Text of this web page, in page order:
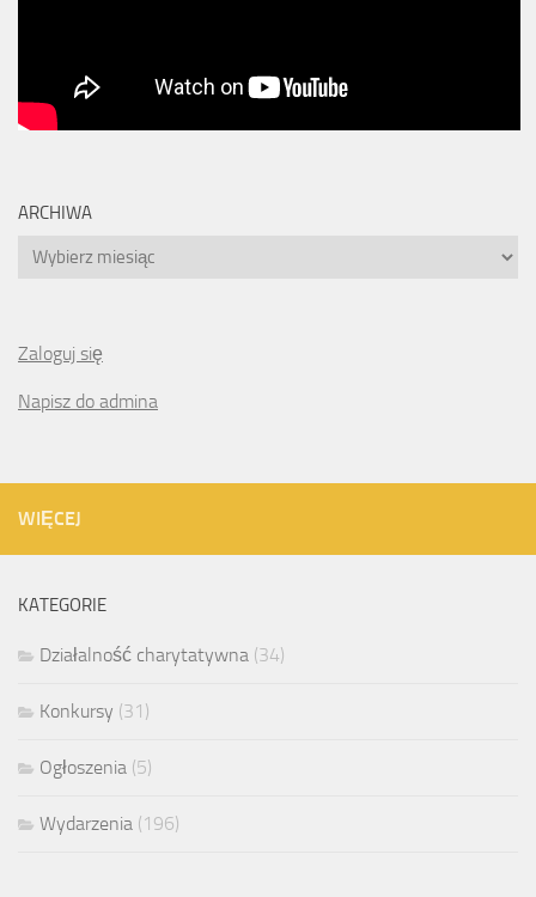
ARCHIWA
Archiwa
Zaloguj się
Napisz do admina
WIĘCEJ
KATEGORIE
Działalność charytatywna (34)
Konkursy (31)
Ogłoszenia (5)
Wydarzenia (196)